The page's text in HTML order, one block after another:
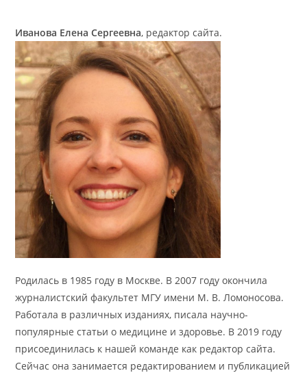
Иванова Елена Сергеевна, редактор сайта.
Родилась в 1985 году в Москве. В 2007 году окончила
журналистский факультет МГУ имени М. В. Ломоносова.
Работала в различных изданиях, писала научно-
популярные статьи о медицине и здоровье. В 2019 году
присоединилась к нашей команде как редактор сайта.
Сейчас она занимается редактированием и публикацией